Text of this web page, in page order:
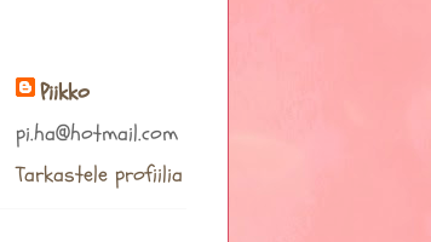
Piikko
pi.ha@hotmail.com
Tarkastele profiilia